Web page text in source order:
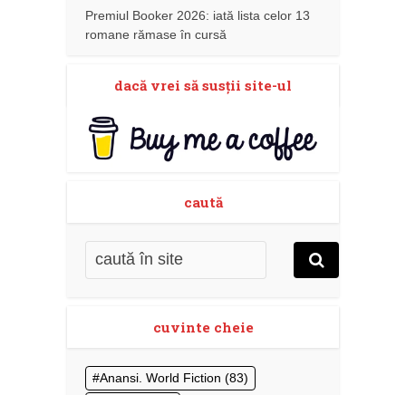
Premiul Booker 2026: iată lista celor 13
romane rămase în cursă
dacă vrei să susţii site-ul
caută
cuvinte cheie
Anansi. World Fiction (83)